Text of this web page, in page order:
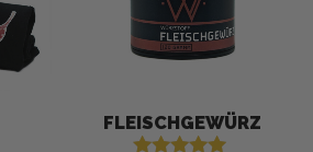
FLEISCHGEWÜRZ